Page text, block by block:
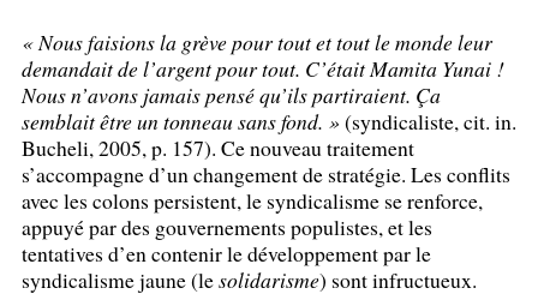
« Nous faisions la grève pour tout et tout le monde leur
demandait de l’argent pour tout. C’était Mamita Yunai !
Nous n’avons jamais pensé qu’ils partiraient. Ça
semblait être un tonneau sans fond. » (syndicaliste, cit. in.
Bucheli, 2005, p. 157). Ce nouveau traitement
s’accompagne d’un changement de stratégie. Les conflits
avec les colons persistent, le syndicalisme se renforce,
appuyé par des gouvernements populistes, et les
tentatives d’en contenir le développement par le
syndicalisme jaune (lesolidarisme) sont infructueux.